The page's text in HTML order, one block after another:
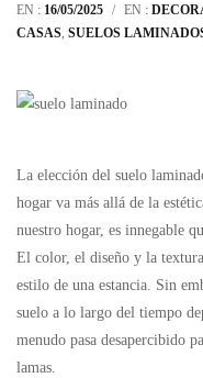
EN : 16/05/2025 / EN :
CASAS, SUELOS
La elección del suelo
hogar va más allá de la
nuestro hogar, es innegable
El color, el diseño y la
estilo de una estancia. Sin
suelo a lo largo del tiempo
menudo pasa desapercibido
lamas.